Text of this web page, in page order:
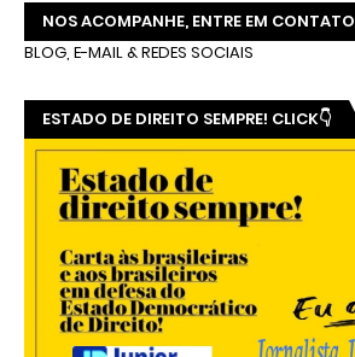
NOS ACOMPANHE, ENTRE EM CONTATO
BLOG, E-MAIL & REDES SOCIAIS
ESTADO DE DIREITO SEMPRE! CLICK👇